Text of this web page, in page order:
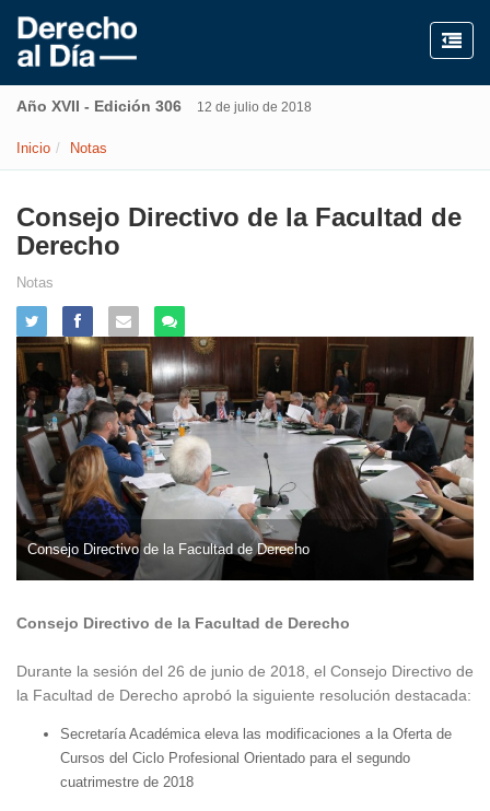
Año XVII - Edición 306 12 de julio de 2018
Inicio Notas
Consejo Directivo de la Facultad de
Derecho
Notas
Consejo Directivo de la Facultad de Derecho
Consejo Directivo de la Facultad de Derecho
Durante la sesión del 26 de junio de 2018, el Consejo Directivo de
la Facultad de Derecho aprobó la siguiente resolución destacada:
Secretaría Académica eleva las modificaciones a la Oferta de
Cursos del Ciclo Profesional Orientado para el segundo
cuatrimestre de 2018